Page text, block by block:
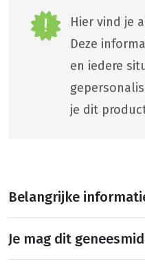
Hier vind je
Deze
en iedere
je dit
Belangrijke
Je mag dit